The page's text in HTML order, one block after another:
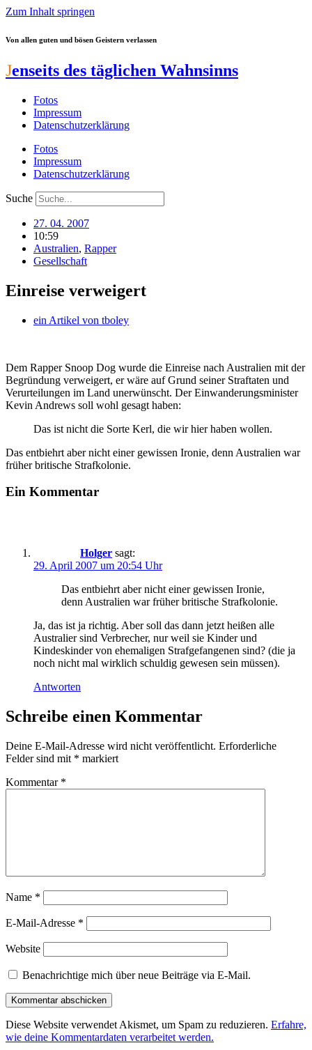
Zum Inhalt springen
Von allen guten und bösen Geistern verlassen
Jenseits des täglichen Wahnsinns
Fotos
Impressum
Datenschutzerklärung
Fotos
Impressum
Datenschutzerklärung
Suche
27. 04. 2007
10:59
Australien, Rapper
Gesellschaft
Einreise verweigert
ein Artikel von tboley
Dem Rapper Snoop Dog wurde die Einreise nach Australien mit der
Begründung verweigert, er wäre auf Grund seiner Straftaten und
Verurteilungen im Land unerwünscht. Der Einwanderungsminister
Kevin Andrews soll wohl gesagt haben:
Das ist nicht die Sorte Kerl, die wir hier haben wollen.
Das entbiehrt aber nicht einer gewissen Ironie, denn Australien war
früher britische Strafkolonie.
Ein Kommentar
Holger sagt:
29. April 2007 um 20:54 Uhr
Das entbiehrt aber nicht einer gewissen Ironie,
denn Australien war früher britische Strafkolonie.
Ja, das ist ja richtig. Aber soll das dann jetzt heißen alle
Australier sind Verbrecher, nur weil sie Kinder und
Kindeskinder von ehemaligen Strafgefangenen sind? (die ja
noch nicht mal wirklich schuldig gewesen sein müssen).
Antworten
Schreibe einen Kommentar
Deine E-Mail-Adresse wird nicht veröffentlicht. Erforderliche
Felder sind mit * markiert
Kommentar *
Name *
E-Mail-Adresse *
Website
Benachrichtige mich über neue Beiträge via E-Mail.
Diese Website verwendet Akismet, um Spam zu reduzieren. Erfahre,
wie deine Kommentardaten verarbeitet werden.